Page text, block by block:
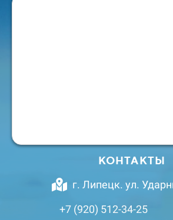
КОНТАКТЫ
г. Липецк. ул.
+7 (920) 512-34-25